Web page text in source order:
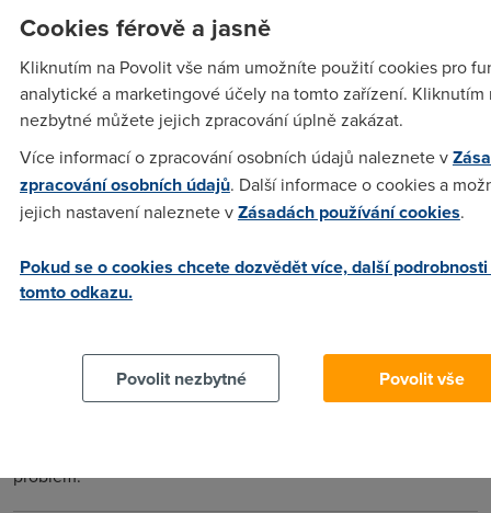
O tom sledovani mas docela pravdu - uzly v p2p sitich
prolizaji boti agentur ktere se zivi vyhledavanim nelegalniho
sdileni a automaticky jsou schopni zjistovat a predavat
informace o uzivatelich.
Anonym(16.12.2006 10:37:02)
O napíchnutém PC to může platit pro M$. Tam byste se
bez vašeho vědomí a pak vás práskne. Na skutečných OS
poskytujících zdrojáky však sotva. To by neprodali licenci ani
(16.12.2006 11:45:07)
problem.
Cookies férově a jasně
Kliknutím na Povolit vše nám umožníte použití cookies pro
analytické a marketingové účely na tomto zařízení. Kliknutím
nezbytné můžete jejich zpracování úplně zakázat.
Více informací o zpracování osobních údajů naleznete v
zpracování osobních údajů. Další informace o cookies a
jejich nastavení naleznete vZásadách používání cookies.
Pokud se o cookies chcete dozvědět více, další
tomto odkazu.
Povolit nezbytné Povolit vše